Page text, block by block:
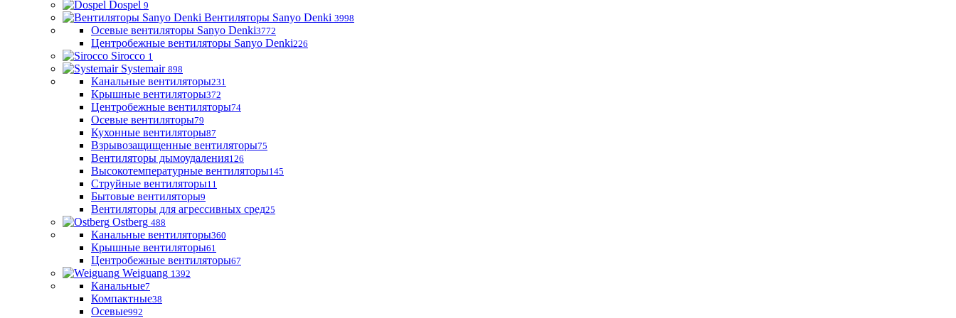
Dospel 9
Вентиляторы Sanyo Denki 3998
Осевые вентиляторы Sanyo Denki3772
Центробежные вентиляторы Sanyo Denki226
Sirocco 1
Systemair 898
Канальные вентиляторы231
Крышные вентиляторы372
Центробежные вентиляторы74
Осевые вентиляторы79
Кухонные вентиляторы87
Взрывозащищенные вентиляторы75
Вентиляторы дымоудаления126
Высокотемпературные вентиляторы145
Струйные вентиляторы11
Бытовые вентиляторы9
Вентиляторы для агрессивных сред25
Ostberg 488
Канальные вентиляторы360
Крышные вентиляторы61
Центробежные вентиляторы67
Weiguang 1392
Канальные7
Компактные38
Осевые992